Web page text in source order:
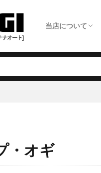
当店について
・オギ